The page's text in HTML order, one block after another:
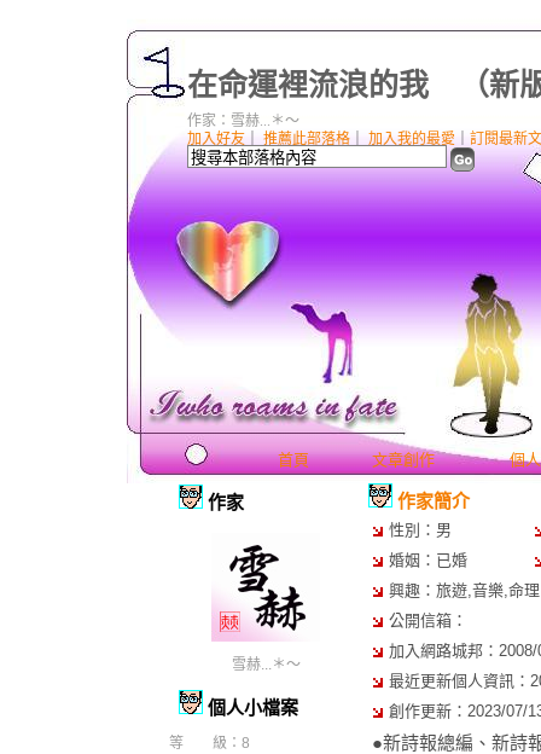
在命運裡流浪的我 （新
首頁 文章創作 個
加入好友 推薦此部落格 加入我的最愛 訂閱最新
作家：雪赫...＊～
作家
雪赫...＊～
個人小檔案
等 級：8
作家簡介
性別：男
婚姻：已婚
興趣：旅遊,音樂,命
公開信箱：
加入網路城邦：
最近更新個人資訊：
創作更新：2023/07/
●新詩報總編、新詩